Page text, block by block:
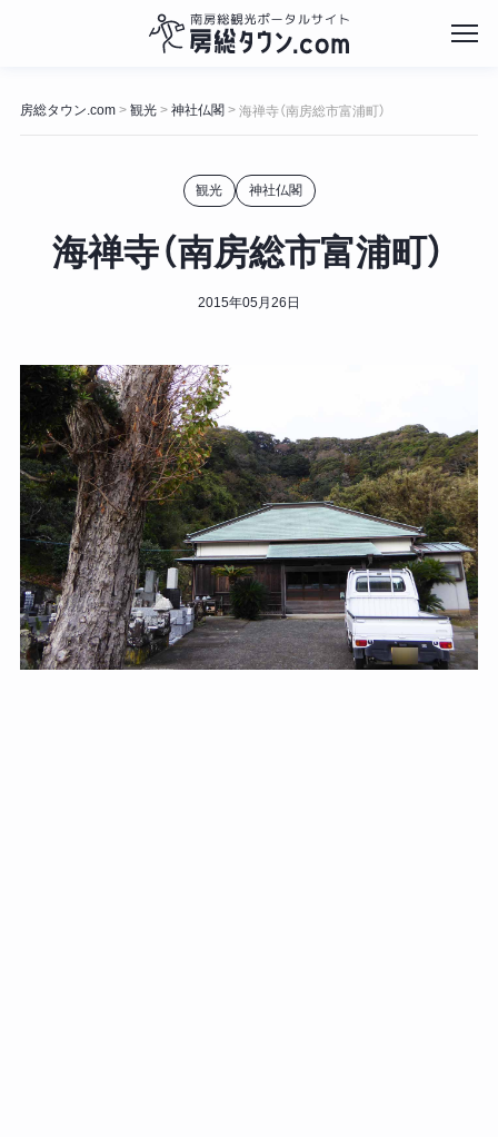
ン
テ
房総タウン.com> 観光> 神社仏閣 > 海禅寺（南房総市富浦町）
観光 神社仏閣
海禅寺（南房総市富浦町）
2015年05月26日